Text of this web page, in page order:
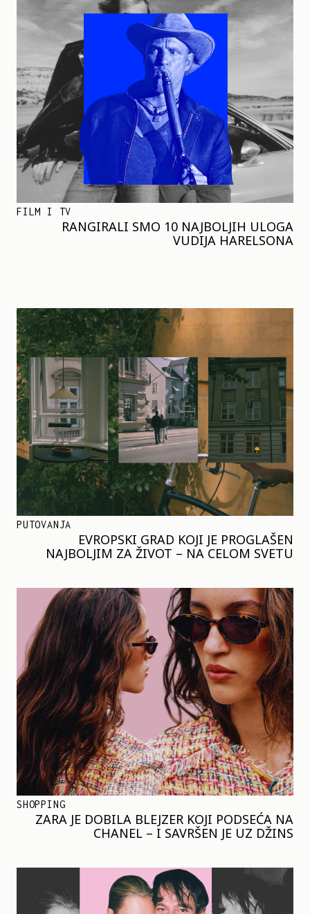
FILM I TV
RANGIRALI SMO 10 NAJBOLJIH ULOGA
VUDIJA HARELSONA
PUTOVANJA
EVROPSKI GRAD KOJI JE PROGLAŠEN
NAJBOLJIM ZA ŽIVOT – NA CELOM SVETU
SHOPPING
ZARA JE DOBILA BLEJZER KOJI PODSEĆA NA
CHANEL – I SAVRŠEN JE UZ DŽINS